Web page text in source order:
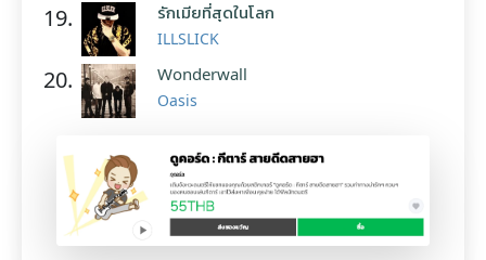
19. รักเมียที่สุดในโลก
ILLSLICK
20. Wonderwall
Oasis